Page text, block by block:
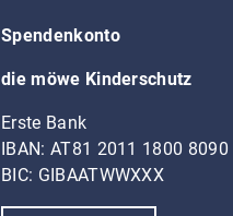
Spendenkonto
die möwe Kinderschutz
Erste Bank
IBAN: AT81 2011 1800
BIC: GIBAATWWXXX